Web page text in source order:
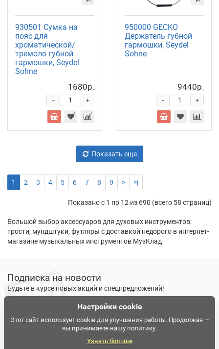
930501 Сумка на
пояс для
хроматической/
тремоло губной
гармошки, Seydel
Sohne
1680р.
+
-
950000 GECKO
Держатель губной
гармошки, Seydel
Sohne
9440р.
+
-
Показать еще
1 2 3 4 5 6 7 8 9 > >|
Показано с 1 по 12 из 690 (всего 58 страниц)
Большой выбор аксессуаров для духовых инструментов:
трости, мундштуки, футляры с доставкой недорого в интернет-
магазине музыкальных инструментов МузКлад
Подписка на новости
Будьте в курсе новых акций и спецпредложений!
Подписаться
Ознакомлен и согласен с условиями политики
конфиденциальности
Настройки cookie
Этот сайт использует cookie для улучшения работы. Продолжая —
вы принимаете нашу политику.
Узнать больше